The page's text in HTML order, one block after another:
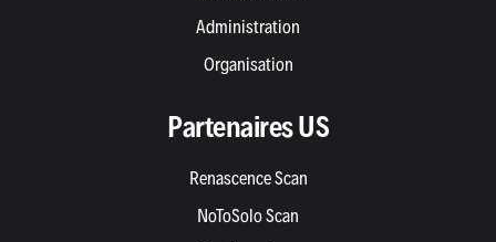
Administration
Organisation
Partenaires US
Renascence Scan
NoToSolo Scan